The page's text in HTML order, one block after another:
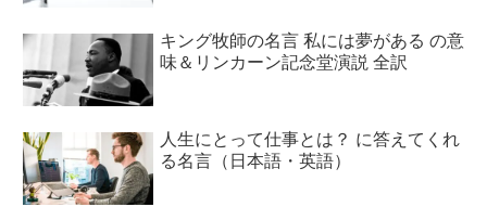
キング牧師の名言 私には夢がある の意
味＆リンカーン記念堂演説 全訳
人生にとって仕事とは？ に答えてくれ
る名言（日本語・英語）